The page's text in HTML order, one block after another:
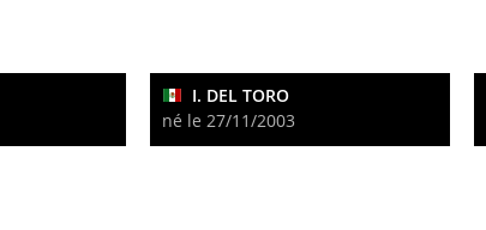
I. DEL TORO
né le 27/11/2003